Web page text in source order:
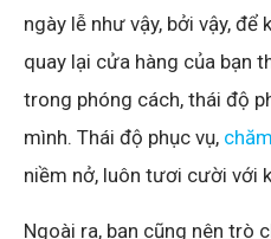
ngày lễ như vậy, bởi vậy, để
quay lại cửa hàng của bạn
trong phóng cách, thái độ
mình. Thái độ phục vụ,
niềm nở, luôn tươi cười với
Ngoài ra, bạn cũng nên trò